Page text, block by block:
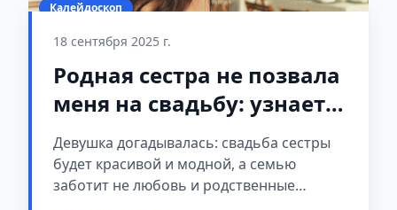
Калейдоскоп
18 сентября 2025 г.
Родная сестра не позвала
меня на свадьбу: узнаете
причину и заплачете
вместе со мной
Девушка догадывалась: свадьба сестры
будет красивой и модной, а семью
заботит не любовь и родственные